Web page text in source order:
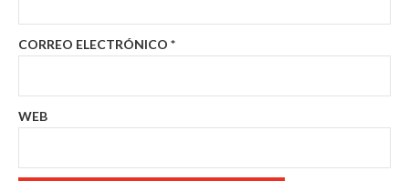
CORREO ELECTRÓNICO *
WEB